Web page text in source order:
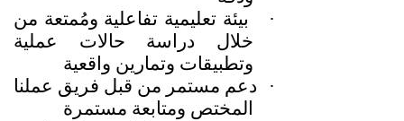
·
بيئة تعليمية تفاعلية ومُمتعة من
خلال دراسة حالات عملية
وتطبيقات وتمارين واقعية
·
دعم مستمر من قبل فريق عملنا
المختص ومتابعة مستمرة